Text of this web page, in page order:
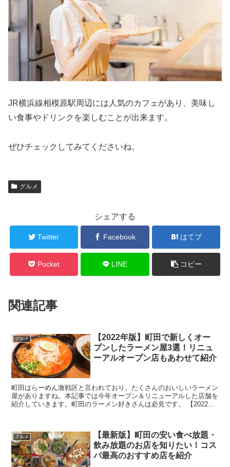
JR横浜線相模原駅周辺には人気のカフェがあり、美味し
い食事やドリンクを楽しむことが出来ます。
ぜひチェックしてみてくださいね。
グルメ
シェアする
Twitter Facebook はてブ
Pocket LINE コピー
関連記事
グルメ
【2022年版】町田で新しくオー
プンしたラーメン屋3選！リニュ
ーアルオープン店もあわせて紹介
町田はらーめん激戦区と言われており、たくさんのおいしいラーメン
屋がありますね。本記事では今年オープン＆リニューアルした店舗を
紹介していきます。町田のラーメン好きさんは必見です。 【2022年
グルメ
【最新版】町田の安い食べ放題・
飲み放題のお店を知りたい！コス
パ最高のおすすめ店を紹介